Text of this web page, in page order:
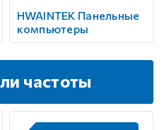
HWAINTEK Панельные
компьютеры
частоты